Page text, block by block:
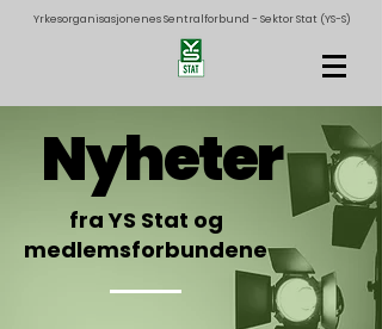
Yrkesorganisasjonenes Sentralforbund - Sektor Stat (YS-S)
Nyheter
fra YS Stat og
medlemsforbundene